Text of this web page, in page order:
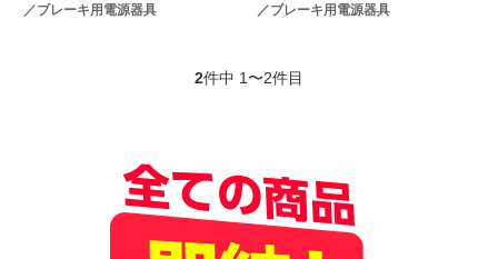
／ブレーキ用電源器具
／ブレーキ用電源器具
2件中 1〜2件目